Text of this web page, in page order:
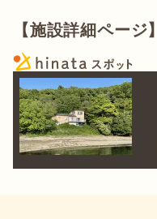
【施設詳細ページ】